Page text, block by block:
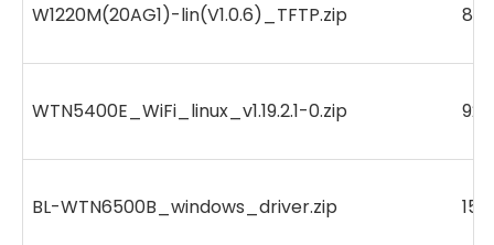
W1220M(20AG1)-lin(V1.0.6)_TFTP.zip
WTN5400E_WiFi_linux_v1.19.2.1-0.zip
BL-WTN6500B_windows_driver.zip